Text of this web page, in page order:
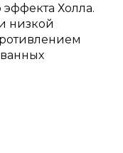
Холла.
низкой